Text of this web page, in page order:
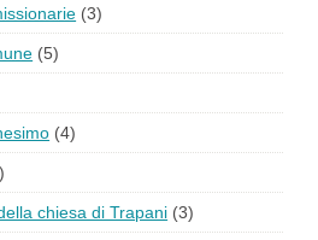
(3)
(5)
(4)
chiesa di Trapani (3)